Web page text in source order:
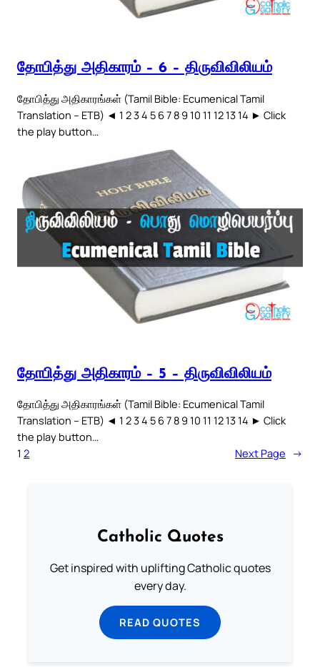
தோபித்து அதிகாரம் – 6 – திருவிவிலியம்
தோபித்து அதிகாரங்கள் (Tamil Bible: Ecumenical Tamil
Translation – ETB) ◄ 1 2 3 4 5 6 7 8 9 10 11 12 13 14 ► Click
the play button…
தோபித்து அதிகாரம் – 5 – திருவிவிலியம்
தோபித்து அதிகாரங்கள் (Tamil Bible: Ecumenical Tamil
Translation – ETB) ◄ 1 2 3 4 5 6 7 8 9 10 11 12 13 14 ► Click
the play button…
1 2 Next Page →
Catholic Quotes
Get inspired with uplifting Catholic quotes
every day.
READ QUOTES